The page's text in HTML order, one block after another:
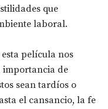
que
laboral.
película nos
importancia de
sean tardíos o
el cansancio, la fe